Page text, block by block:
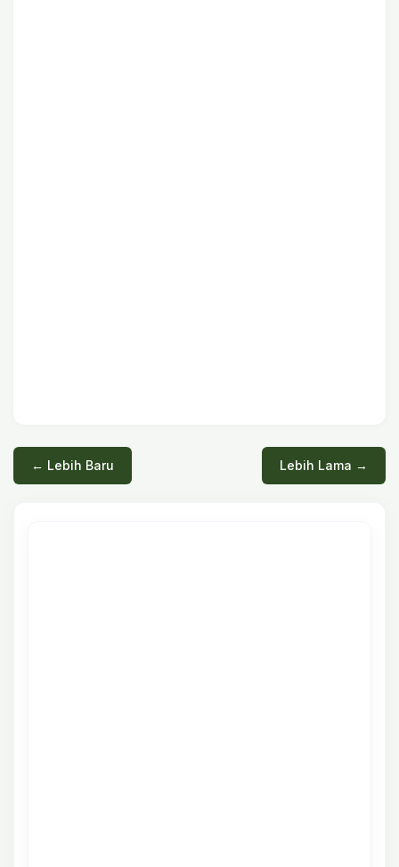
← Lebih Baru Lebih Lama →